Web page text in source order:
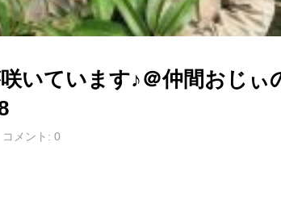
いています♪＠仲間おじぃ
コメント: 0